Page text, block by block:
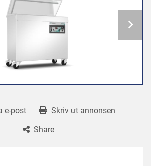
e-post
Skriv ut annonsen
Share